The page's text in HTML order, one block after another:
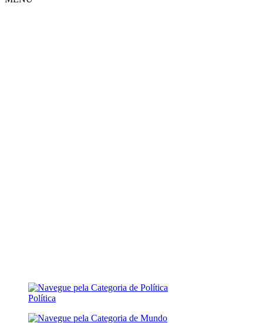
Política